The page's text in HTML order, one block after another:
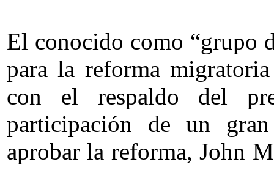
El conocido como “grupo
para la reforma
con el respaldo del
participación de un
aprobar la reforma, John